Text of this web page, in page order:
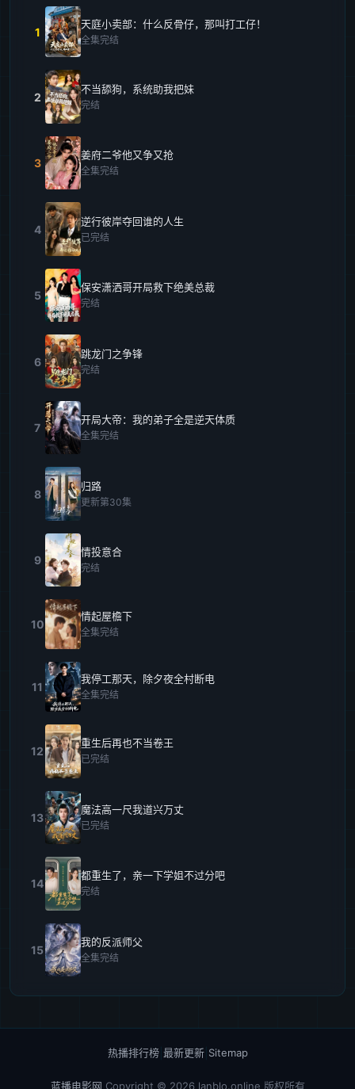
1
天庭小卖部：什么反骨仔，那叫打工仔！
全集完结
2
不当舔狗，系统助我把妹
完结
3
姜府二爷他又争又抢
全集完结
4
逆行彼岸夺回谁的人生
已完结
5
保安潇洒哥开局救下绝美总裁
完结
6
跳龙门之争锋
完结
7
开局大帝：我的弟子全是逆天体质
全集完结
8
归路
更新第30集
9
情投意合
完结
10
情起屋檐下
全集完结
11
我停工那天，除夕夜全村断电
全集完结
12
重生后再也不当卷王
已完结
13
魔法高一尺我道兴万丈
已完结
14
都重生了，亲一下学姐不过分吧
完结
15
我的反派师父
全集完结
热播排行榜| 最新更新| Sitemap
蓝播电影网 Copyright © 2026 lanblo.online 版权所有